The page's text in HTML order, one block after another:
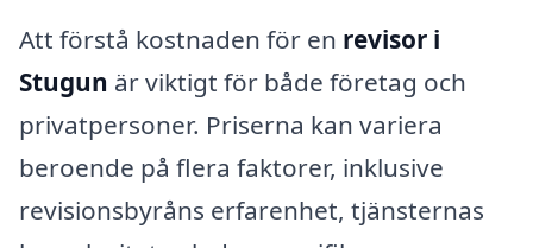
Att förstå kostnaden för en revisor i
Stugun är viktigt för både företag och
privatpersoner. Priserna kan variera
beroende på flera faktorer, inklusive
revisionsbyråns erfarenhet, tjänsternas